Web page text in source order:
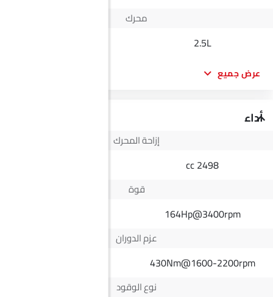
محرك
2.5L
عرض جميع
أداء
إزاحة المحرك
2498 cc
قوة
164Hp@3400rpm
عزم الدوران
430Nm@1600-2200rpm
نوع الوقود